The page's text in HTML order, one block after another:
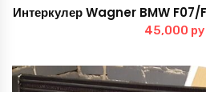
Интеркулер Wagner BMW F07/
45,000